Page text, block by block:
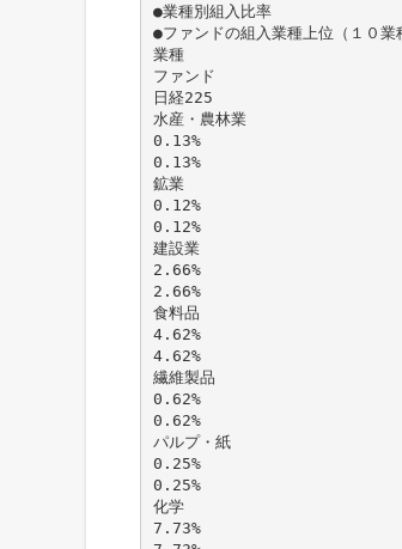
●業種別組入比率
●ファンドの組入業種上位（１０業
業種
ファンド
日経225
水産・農林業
0.13%
0.13%
鉱業
0.12%
0.12%
建設業
2.66%
2.66%
食料品
4.62%
4.62%
繊維製品
0.62%
0.62%
パルプ・紙
0.25%
0.25%
化学
7.73%